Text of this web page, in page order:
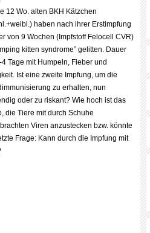
12 Wo. alten BKH Kätzchen
haben nach ihrer Erstimpfung
von 9 Wochen (Impfstoff Felocell CVR)
kitten syndrome” gelitten. Dauer
Tage mit Humpeln, Fieber und
Ist eine zweite Impfung, um die
zu erhalten, nun
oder zu riskant? Wie hoch ist das
die Tiere mit durch Schuhe
Viren anzustecken bzw. könnte
Frage: Kann durch die Impfung mit